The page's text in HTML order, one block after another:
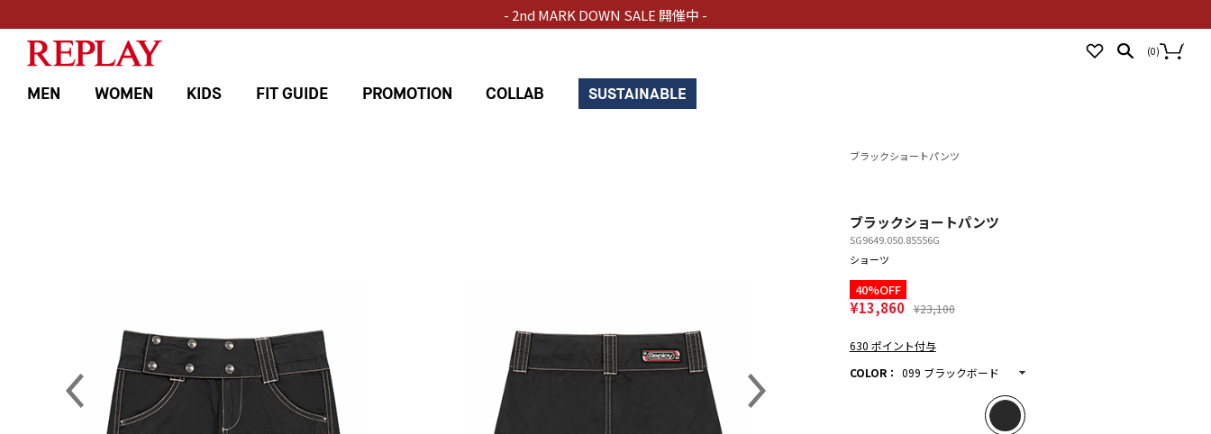
- 2nd MARK DOWN SALE 開催中 -
(0)
MEN WOMEN KIDS FIT GUIDE PROMOTION COLLAB SUSTAINABLE
ブラックショートパンツ
ブラックショートパンツ
SG9649.050.85556G
ショーツ
40%OFF
¥13,860 ¥23,100
630 ポイント付与
COLOR： 099 ブラックボード